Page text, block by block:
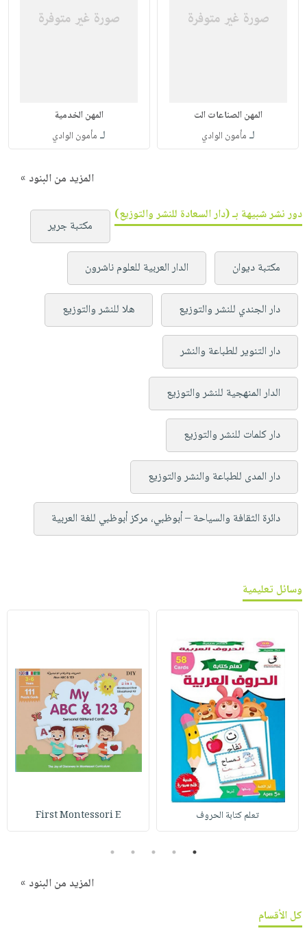
المهن الصناعات الت
لـ مأمون الوادي
المهن الخدمية
لـ مأمون الوادي
المزيد من البنود »
دور نشر شبيهة بـ (دار السعادة للنشر والتوزيع)
مكتبة جرير
مكتبة ديوان الدار العربية للعلوم ناشرون
دار الجندي للنشر والتوزيع هلا للنشر والتوزيع
دار التنوير للطباعة والنشر
الدار المنهجية للنشر والتوزيع
دار كلمات للنشر والتوزيع
دار المدى للطباعة والنشر والتوزيع
دائرة الثقافة والسياحة – أبوظبي، مركز أبوظبي للغة العربية
وسائل تعليمية
تعلم كتابة الحروف First Montessori E
1
2
3
4
5
المزيد من البنود »
كل الأقسام